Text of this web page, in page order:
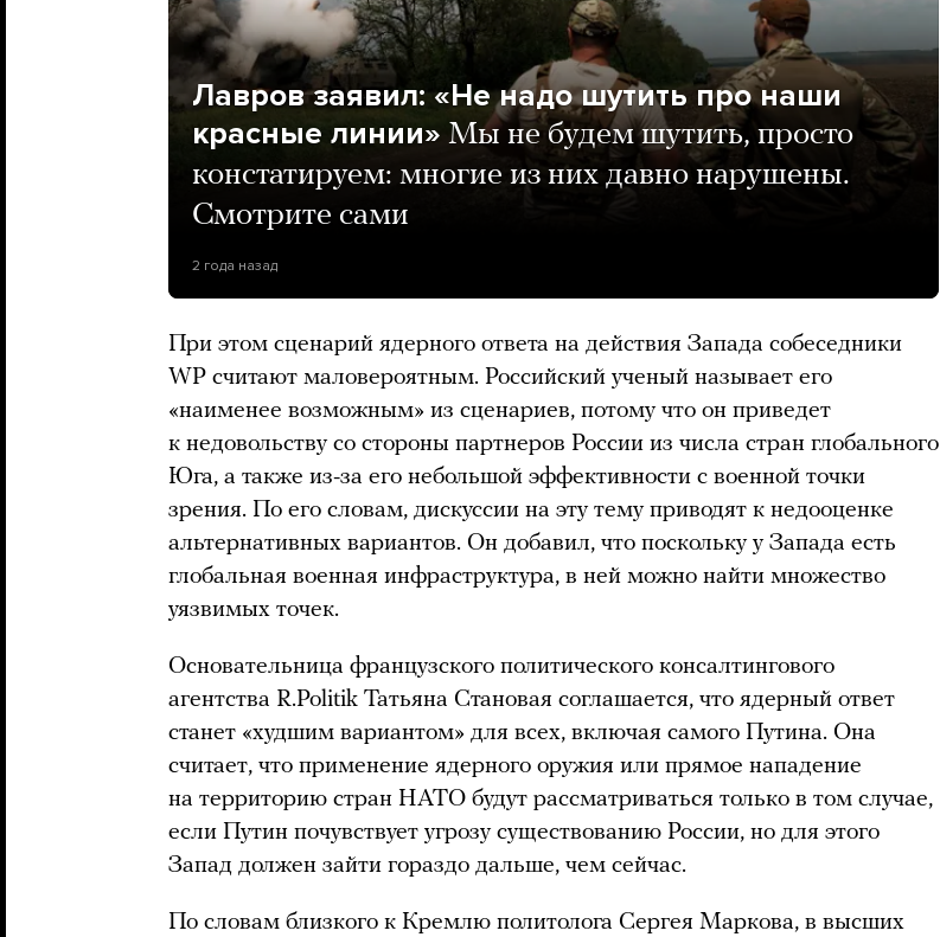
Лавров заявил: «Не надо шутить про наши
красные линии» Мы не будем шутить, просто
констатируем: многие из них давно нарушены.
Смотрите сами
2 года назад
При этом сценарий ядерного ответа на действия Запада собеседники
WP считают маловероятным. Российский ученый называет его
«наименее возможным» из сценариев, потому что он приведет
к недовольству со стороны партнеров России из числа стран глобального
Юга, а также из-за его небольшой эффективности с военной точки
зрения. По его словам, дискуссии на эту тему приводят к недооценке
альтернативных вариантов. Он добавил, что поскольку у Запада есть
глобальная военная инфраструктура, в ней можно найти множество
уязвимых точек.
Основательница французского политического консалтингового
агентства R.Politik Татьяна Становая соглашается, что ядерный ответ
станет «худшим вариантом» для всех, включая самого Путина. Она
считает, что применение ядерного оружия или прямое нападение
на территорию стран НАТО будут рассматриваться только в том случае,
если Путин почувствует угрозу существованию России, но для этого
Запад должен зайти гораздо дальше, чем сейчас.
По словам близкого к Кремлю политолога Сергея Маркова, в высших